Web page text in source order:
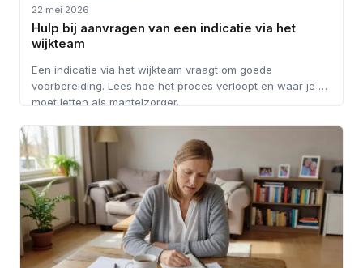
22 mei 2026
Hulp bij aanvragen van een indicatie via het
wijkteam
Een indicatie via het wijkteam vraagt om goede
voorbereiding. Lees hoe het proces verloopt en waar je op
moet letten als mantelzorger.